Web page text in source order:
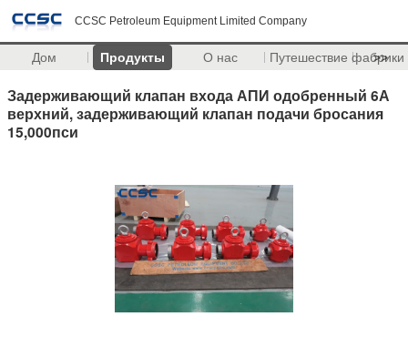
CCSC Petroleum Equipment Limited Company
Дом Продукты О нас Путешествие фабрики
>>
Задерживающий клапан входа АПИ одобренный 6А
верхний, задерживающий клапан подачи бросания
15,000пси